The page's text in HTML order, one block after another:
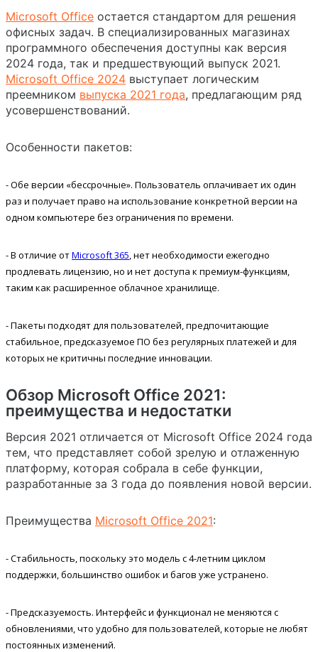
Microsoft Office остается стандартом для решения
офисных задач. В специализированных магазинах
программного обеспечения доступны как версия
2024 года, так и предшествующий выпуск 2021.
Microsoft Office 2024 выступает логическим
преемником выпуска 2021 года, предлагающим ряд
усовершенствований.
Особенности пакетов:
- Обе версии «бессрочные». Пользователь оплачивает их один
раз и получает право на использование конкретной версии на
одном компьютере без ограничения по времени.
- В отличие отMicrosoft 365, нет необходимости ежегодно
продлевать лицензию, но и нет доступа к премиум-функциям,
таким как расширенное облачное хранилище.
- Пакеты подходят для пользователей, предпочитающие
стабильное, предсказуемое ПО без регулярных платежей и для
которых не критичны последние инновации.
Обзор Microsoft Office 2021:
преимущества и недостатки
Версия 2021 отличается от Microsoft Office 2024 года
тем, что представляет собой зрелую и отлаженную
платформу, которая собрала в себе функции,
разработанные за 3 года до появления новой версии.
Преимущества Microsoft Office 2021:
- Стабильность, поскольку это модель с 4-летним циклом
поддержки, большинство ошибок и багов уже устранено.
- Предсказуемость. Интерфейс и функционал не меняются с
обновлениями, что удобно для пользователей, которые не любят
постоянных изменений.